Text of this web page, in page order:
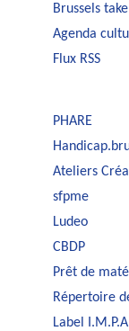
Brussels
Agenda
Flux RSS
PHARE
Ateliers
sfpme
Ludeo
CBDP
Prêt de
Répertoire
Label